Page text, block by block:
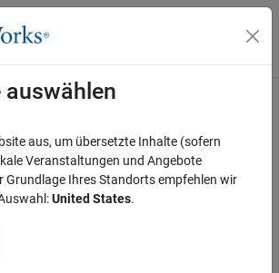
für Off-Canvas-
How useful was this information?
auswählen
aus, um übersetzte Inhalte (sofern
Veranstaltungen und Angebote
Grundlage Ihres Standorts empfehlen wir
United States.